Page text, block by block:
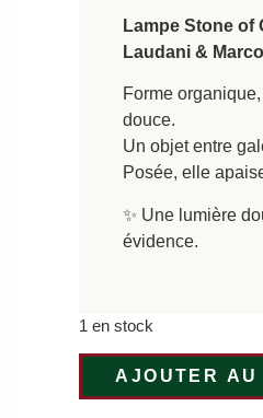
Lampe Stone of
Laudani &
Forme
douce.
Un objet entre
Posée, elle
✨ Une lumière
évidence.
1 en stock
AJOUTER AU